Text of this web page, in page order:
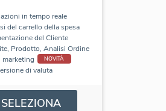
in tempo reale
del carrello della spesa
del Cliente
Prodotto, Analisi Ordine
marketing
NOVITÀ
di valuta
SELEZIONA